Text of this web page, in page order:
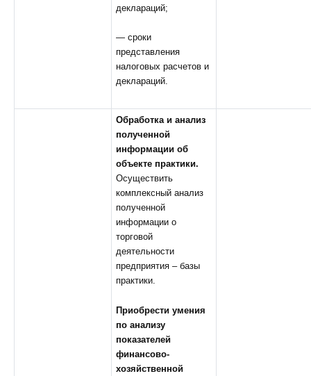
деклараций;
— сроки
представления
налоговых расчетов и
деклараций.
Обработка и анализ
полученной
информации об
объекте практики.
Осуществить
комплексный анализ
полученной
информации о
торговой
деятельности
предприятия – базы
практики.
Приобрести умения
по анализу
показателей
финансово-
хозяйственной